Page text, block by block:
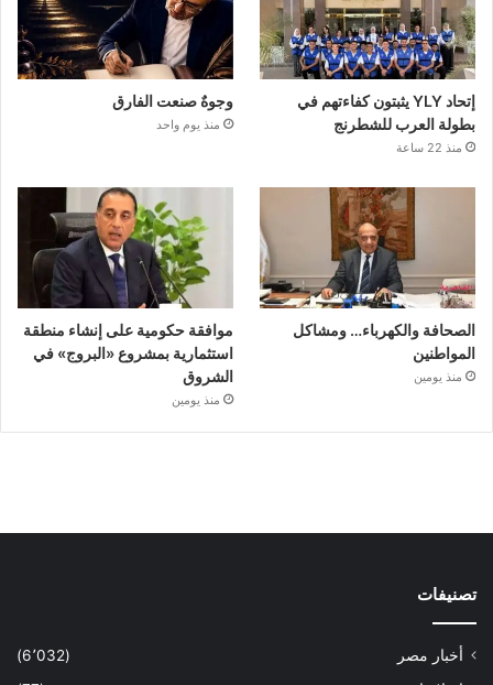
إتحاد YLY يثبتون كفاءتهم في
بطولة العرب للشطرنج
منذ 22 ساعة
وجوهٌ صنعت الفارق
منذ يوم واحد
الصحافة والكهرباء… ومشاكل
المواطنين
منذ يومين
موافقة حكومية على إنشاء منطقة
استثمارية بمشروع «البروج» في
الشروق
منذ يومين
تصنيفات
أخبار مصر
(6٬032)